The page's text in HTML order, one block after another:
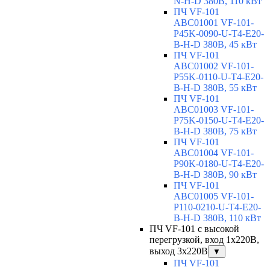
ПЧ VF-101
ABC01001 VF-101-
P45K-0090-U-T4-E20-
B-H-D 380В, 45 кВт
ПЧ VF-101
ABC01002 VF-101-
P55K-0110-U-T4-E20-
B-H-D 380В, 55 кВт
ПЧ VF-101
ABC01003 VF-101-
P75K-0150-U-T4-E20-
B-H-D 380В, 75 кВт
ПЧ VF-101
ABC01004 VF-101-
P90K-0180-U-T4-E20-
B-H-D 380В, 90 кВт
ПЧ VF-101
ABC01005 VF-101-
P110-0210-U-T4-E20-
B-H-D 380В, 110 кВт
ПЧ VF-101 с высокой
перегрузкой, вход 1х220В,
выход 3х220В
▼
ПЧ VF-101